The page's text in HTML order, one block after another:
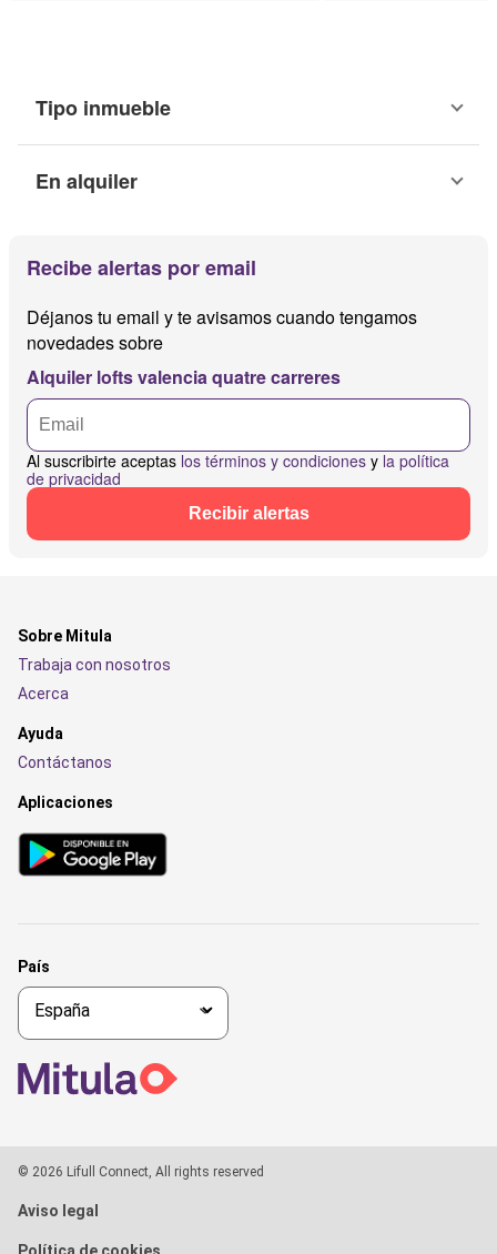
Tipo inmueble
En alquiler
Recibe alertas por email
Déjanos tu email y te avisamos cuando tengamos
novedades sobre
Alquiler lofts valencia quatre carreres
Al suscribirte aceptas los términos y condiciones y la política
de privacidad
Recibir alertas
Sobre Mitula
Trabaja con nosotros
Acerca
Ayuda
Contáctanos
Aplicaciones
País
© 2026 Lifull Connect, All rights reserved
Aviso legal